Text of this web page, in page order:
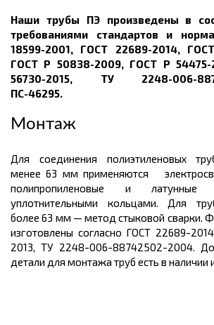
Наши трубы ПЭ произведены в
требованиями стандартов и
18599-2001, ГОСТ 22689-2014,
ГОСТ Р 50838-2009, ГОСТ Р 54475-
56730-2015, ТУ 2248-006-
ПС-46295.
Монтаж
Для соединения полиэтиленовых
менее 63 мм применяются
полипропиленовые и
уплотнительными кольцами. Для
более 63 мм — метод стыковой сварки.
изготовлены согласно ГОСТ 22689-
2013, ТУ 2248-006-88742502-2004.
детали для монтажа труб есть в наличии